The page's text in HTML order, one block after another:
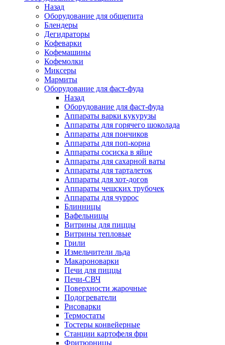
Назад
Оборудование для общепита
Блендеры
Дегидраторы
Кофеварки
Кофемашины
Кофемолки
Миксеры
Мармиты
Оборудование для фаст-фуда
Назад
Оборудование для фаст-фуда
Аппараты варки кукурузы
Аппараты для горячего шоколада
Аппараты для пончиков
Аппараты для поп-корна
Аппараты сосиска в яйце
Аппараты для сахарной ваты
Аппараты для тарталеток
Аппараты для хот-догов
Аппараты чешских трубочек
Аппараты для чуррос
Блинницы
Вафельницы
Витрины для пиццы
Витрины тепловые
Грили
Измельчители льда
Макароноварки
Печи для пиццы
Печи-СВЧ
Поверхности жарочные
Подогреватели
Рисоварки
Термостаты
Тостеры конвейерные
Станции картофеля фри
Фритюрницы